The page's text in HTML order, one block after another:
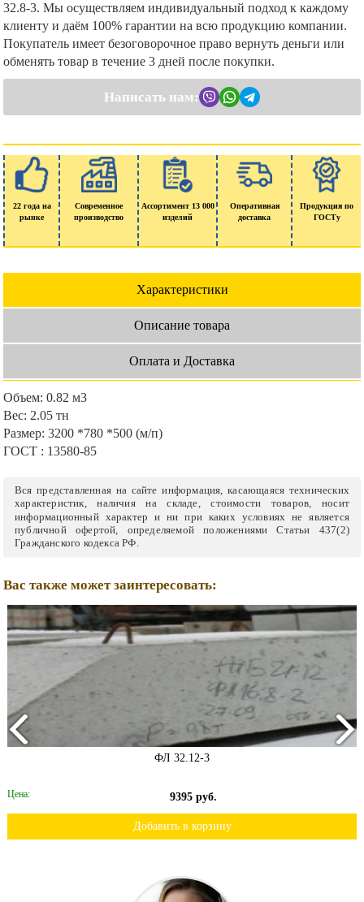
32.8-3. Мы осуществляем индивидуальный подход к каждому
клиенту и даём 100% гарантии на всю продукцию компании.
Покупатель имеет безоговорочное право вернуть деньги или
обменять товар в течение 3 дней после покупки.
Написать нам:
22 года на
рынке
Современное
производство
Ассортимент 13 000
изделий
Оперативная
доставка
Продукция по
ГОСТу
Характеристики
Описание товара
Оплата и Доставка
Объем: 0.82 м3
Вес: 2.05 тн
Размер: 3200 *780 *500 (м/п)
ГОСТ : 13580-85
Вся представленная на сайте информация, касающаяся технических
характеристик, наличия на складе, стоимости товаров, носит
информационный характер и ни при каких условиях не является
публичной офертой, определяемой положениями Статьи 437(2)
Гражданского кодекса РФ.
Вас также может заинтересовать:
ФЛ 32.12-3
Цена: 9395 руб.
Добавить в корзину